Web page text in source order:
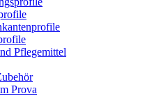
Pflegemittel
Prova